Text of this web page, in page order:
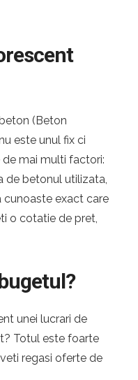
(Beton
este unul fix ci
mai multi factori:
de betonul utilizata,
cunoaste exact care
o cotatie de pret,
unei lucrari de
Totul este foarte
regasi oferte de